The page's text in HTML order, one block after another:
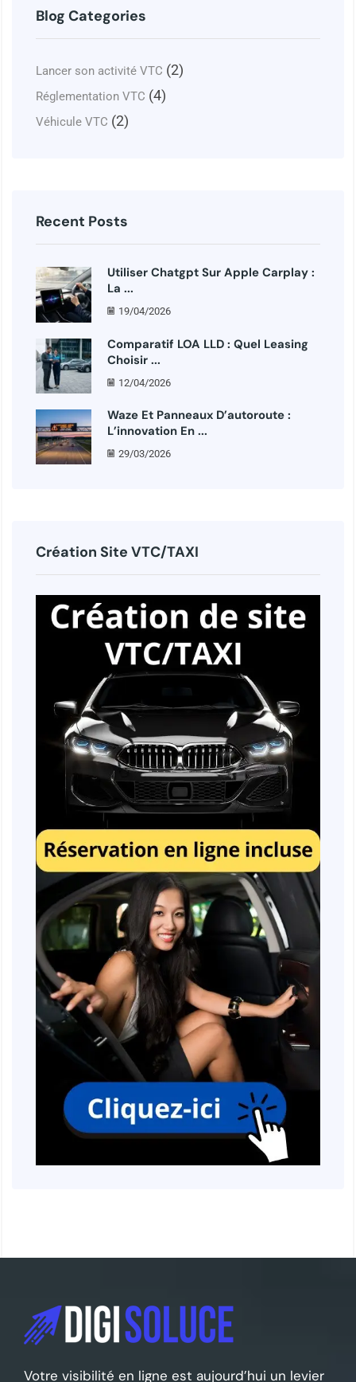
Blog Categories
Lancer son activité VTC (2)
Réglementation VTC (4)
Véhicule VTC (2)
Recent Posts
Utiliser Chatgpt Sur Apple Carplay :
La ...
19/04/2026
Comparatif LOA LLD : Quel Leasing
Choisir ...
12/04/2026
Waze Et Panneaux D’autoroute :
L’innovation En ...
29/03/2026
Création Site VTC/TAXI
Votre visibilité en ligne est aujourd’hui un levier